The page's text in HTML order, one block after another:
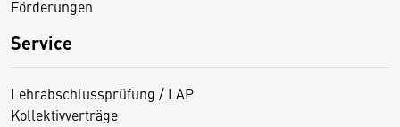
Förderungen
Service
Lehrabschlussprüfung / LAP
Kollektivverträge